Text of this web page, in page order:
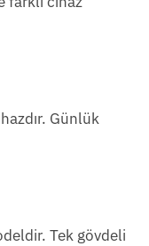
Günlük
Tek gövdeli